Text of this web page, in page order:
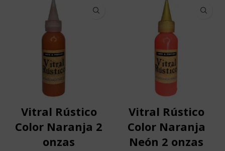
Vitral Rústico
Color Naranja 2
onzas
Vitral Rústico
Color Naranja
Neón 2 onzas